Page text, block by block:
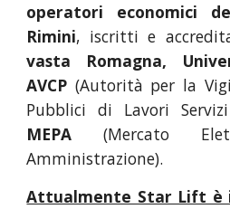
operatori economici
Rimini, iscritti e
vasta Romagna,
AVCP (Autorità per la
Pubblici di Lavori
MEPA (Mercato
Amministrazione).
Attualmente Star Lift è